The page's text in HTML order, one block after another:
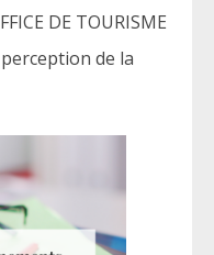
DE TOURISME
perception de la